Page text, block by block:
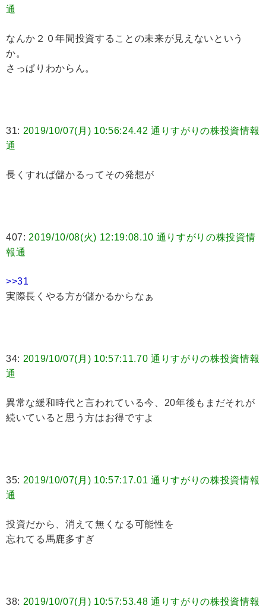
通
なんか２０年間投資することの未来が見えないという
か。
さっぱりわからん。
31: 2019/10/07(月) 10:56:24.42 通りすがりの株投資情報
通
長くすれば儲かるってその発想が
407: 2019/10/08(火) 12:19:08.10 通りすがりの株投資情
報通
>>31
実際長くやる方が儲かるからなぁ
34: 2019/10/07(月) 10:57:11.70 通りすがりの株投資情報
通
異常な緩和時代と言われている今、20年後もまだそれが
続いていると思う方はお得ですよ
35: 2019/10/07(月) 10:57:17.01 通りすがりの株投資情報
通
投資だから、消えて無くなる可能性を
忘れてる馬鹿多すぎ
38: 2019/10/07(月) 10:57:53.48 通りすがりの株投資情報